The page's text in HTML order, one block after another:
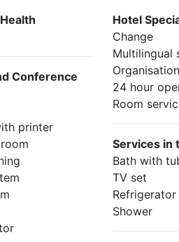
Conference
printer
Hotel
Change
Multilingual
24 hour
Room
Services in
Bath with
TV set
Refrigerator
Shower